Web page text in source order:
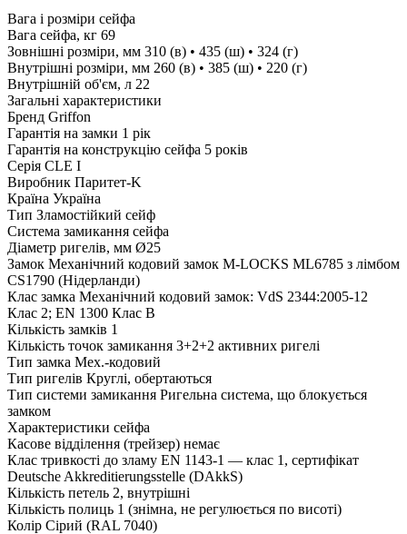
Вага і розміри сейфа
Вага сейфа, кг 69
Зовнішні розміри, мм 310 (в) • 435 (ш) • 324 (г)
Внутрішні розміри, мм 260 (в) • 385 (ш) • 220 (г)
Внутрішній об'єм, л 22
Загальні характеристики
Бренд Griffon
Гарантія на замки 1 рік
Гарантія на конструкцію сейфа 5 років
Серія CLE I
Виробник Паритет-K
Країна Україна
Тип Зламостійкий сейф
Система замикання сейфа
Діаметр ригелів, мм Ø25
Замок Механічний кодовий замок M-LOCKS ML6785 з лімбом
CS1790 (Нідерланди)
Клас замка Механічний кодовий замок: VdS 2344:2005-12
Клас 2; EN 1300 Клас B
Кількість замків 1
Кількість точок замикання 3+2+2 активних ригелі
Тип замка Мех.-кодовий
Тип ригелів Круглі, обертаються
Тип системи замикання Ригельна система, що блокується
замком
Характеристики сейфа
Касове відділення (трейзер) немає
Клас тривкості до зламу EN 1143-1 — клас 1, сертифікат
Deutsche Akkreditierungsstelle (DAkkS)
Кількість петель 2, внутрішні
Кількість полиць 1 (знімна, не регулюється по висоті)
Колір Сірий (RAL 7040)